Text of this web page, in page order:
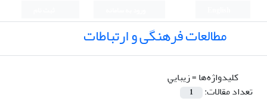
مطالعات فرهنگی و ارتباطات
کلیدواژه‌ها =زﻳﺒﺎﻳﻲ
تعداد مقالات:
1